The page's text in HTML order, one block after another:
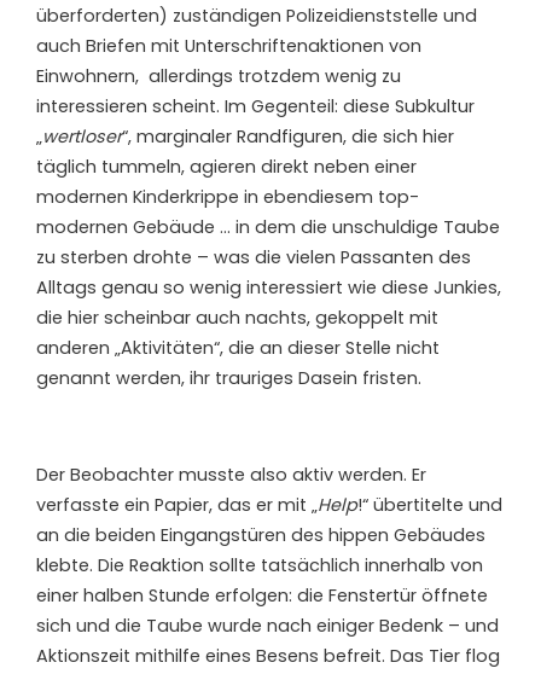
überforderten) zuständigen Polizeidienststelle und
auch Briefen mit Unterschriftenaktionen von
Einwohnern, allerdings trotzdem wenig zu
interessieren scheint. Im Gegenteil: diese Subkultur
„wertloser“, marginaler Randfiguren, die sich hier
täglich tummeln, agieren direkt neben einer
modernen Kinderkrippe in ebendiesem top-
modernen Gebäude … in dem die unschuldige Taube
zu sterben drohte – was die vielen Passanten des
Alltags genau so wenig interessiert wie diese Junkies,
die hier scheinbar auch nachts, gekoppelt mit
anderen „Aktivitäten“, die an dieser Stelle nicht
genannt werden, ihr trauriges Dasein fristen.
Der Beobachter musste also aktiv werden. Er
verfasste ein Papier, das er mit „Help!“ übertitelte und
an die beiden Eingangstüren des hippen Gebäudes
klebte. Die Reaktion sollte tatsächlich innerhalb von
einer halben Stunde erfolgen: die Fenstertür öffnete
sich und die Taube wurde nach einiger Bedenk – und
Aktionszeit mithilfe eines Besens befreit. Das Tier flog